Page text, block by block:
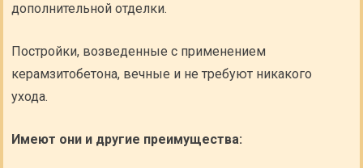
дополнительной отделки.
Постройки, возведенные с применением
керамзитобетона, вечные и не требуют никакого
ухода.
Имеют они и другие преимущества: